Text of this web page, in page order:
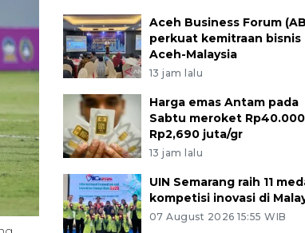
Aceh Business Forum
perkuat kemitraan bisnis
Aceh-Malaysia
13 jam lalu
Harga emas Antam pada
Sabtu meroket
Rp2,690 juta/gr
13 jam lalu
UIN Semarang raih 11
kompetisi inovasi di
07 August 2026 15:55 WIB